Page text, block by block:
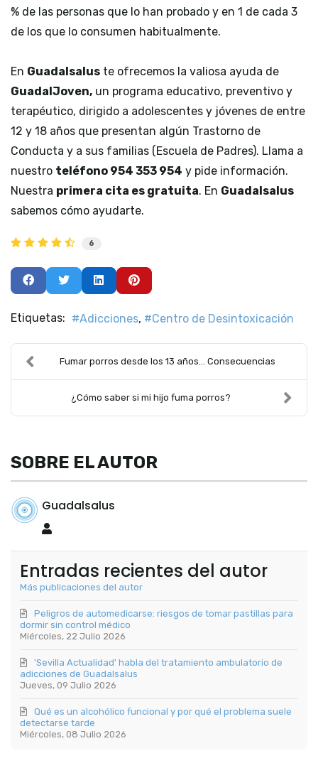
% de las personas que lo han probado y en 1 de cada 3
de los que lo consumen habitualmente.
En Guadalsalus te ofrecemos la valiosa ayuda de
GuadalJoven, un programa educativo, preventivo y
terapéutico, dirigido a adolescentes y jóvenes de entre
12 y 18 años que presentan algún Trastorno de
Conducta y a sus familias (Escuela de Padres). Llama a
nuestro teléfono 954 353 954 y pide información.
Nuestra primera cita es gratuita. En Guadalsalus
sabemos cómo ayudarte.
6
Etiquetas: Adicciones Centro de Desintoxicación
Fumar porros desde los 13 años… Consecuencias
¿Cómo saber si mi hijo fuma porros?
SOBRE EL AUTOR
Guadalsalus
Entradas recientes del autor
Más publicaciones del autor
Miércoles, 22 Julio 2026
Peligros de automedicarse: riesgos de tomar pastillas para
dormir sin control médico
Jueves, 09 Julio 2026
'Sevilla Actualidad' habla del tratamiento ambulatorio de
adicciones de Guadalsalus
Miércoles, 08 Julio 2026
Qué es un alcohólico funcional y por qué el problema suele
detectarse tarde